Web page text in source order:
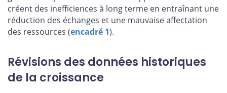
créent des inefficiences à long terme en entraînant une
réduction des échanges et une mauvaise affectation
des ressources (encadré 1).
Révisions des données historiques
de la croissance